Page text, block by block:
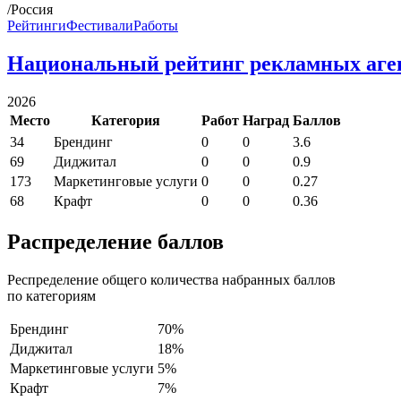
/Россия
РейтингиФестивалиРаботы
Национальный рейтинг рекламных
2026
Место
Категория Работ Наград Баллов
34
Брендинг 0 0
3.6
69
Диджитал 0 0
0.9
173
Маркетинговые услуги 0 0
0.27
68
Крафт 0 0 0.36
Распределение баллов
Респределение общего количества набранных баллов
по категориям
Брендинг
70%
Диджитал
18%
Маркетинговые услуги 5%
Крафт
7%